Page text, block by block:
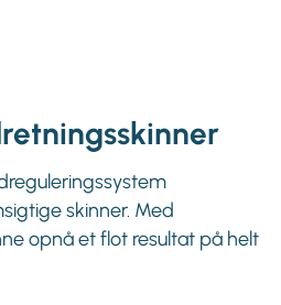
skinner. Med
opnå et flot resultat på helt